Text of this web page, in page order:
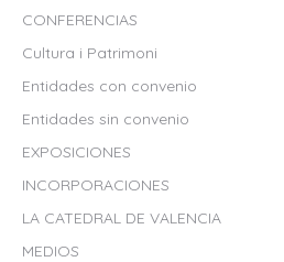
CONFERENCIAS
Cultura i Patrimoni
Entidades con convenio
Entidades sin convenio
EXPOSICIONES
INCORPORACIONES
LA CATEDRAL DE VALENCIA
MEDIOS